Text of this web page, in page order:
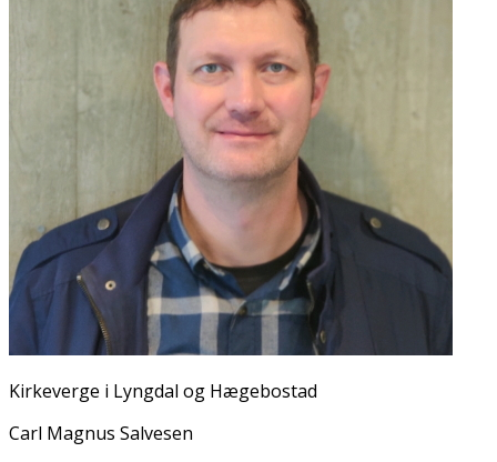
Kirkeverge i Lyngdal og Hægebostad
Carl Magnus Salvesen